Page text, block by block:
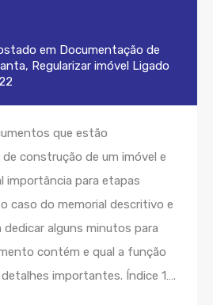
em Documentação de
, Regularizar imóvel Ligado
que estão
construção de um imóvel e
importância para etapas
caso do memorial descritivo e
dedicar alguns minutos para
contém e qual a função
importantes. Índice 1….